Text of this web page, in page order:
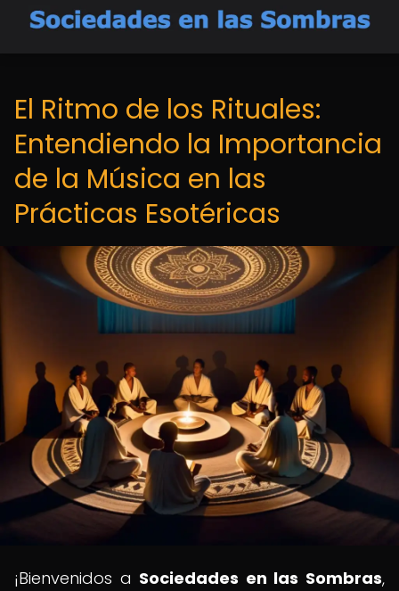
El Ritmo de los Rituales:
Entendiendo la Importancia
de la Música en las
Prácticas Esotéricas
¡Bienvenidos a Sociedades en las Sombras,